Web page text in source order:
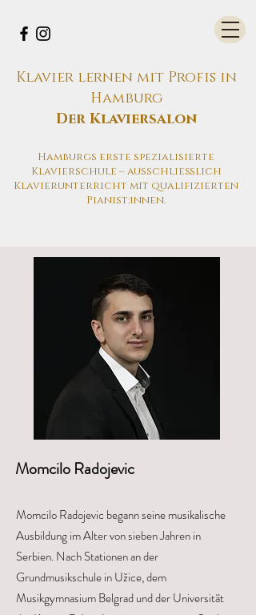
Klavier lernen mit Profis in
Hamburg
Der Klaviersalon
Hamburgs erste spezialisierte
Klavierschule – ausschließlich
Klavierunterricht mit qualifizierten
Pianist:innen.
Momcilo Radojevic
Momcilo Radojevic begann seine musikalische
Ausbildung im Alter von sieben Jahren in
Serbien. Nach Stationen an der
Grundmusikschule in Užice, dem
Musikgymnasium Belgrad und der Universität